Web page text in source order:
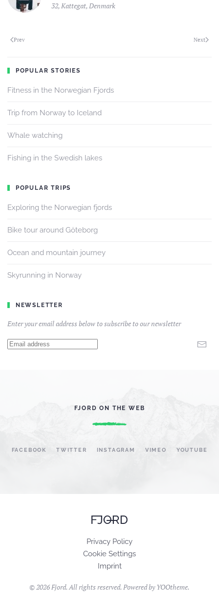
32, Kattegat, Denmark
Prev Next
POPULAR STORIES
Fitness in the Norwegian Fjords
Trip from Norway to Iceland
Whale watching
Fishing in the Swedish lakes
POPULAR TRIPS
Exploring the Norwegian fjords
Bike tour around Göteborg
Ocean and mountain journey
Skyrunning in Norway
NEWSLETTER
Enter your email address below to subscribe to our newsletter
FJORD ON THE WEB
FACEBOOK TWITTER INSTAGRAM VIMEO YOUTUBE
Privacy Policy
Cookie Settings
Imprint
©2026Fjord. All rights reserved. Powered byYOOtheme.